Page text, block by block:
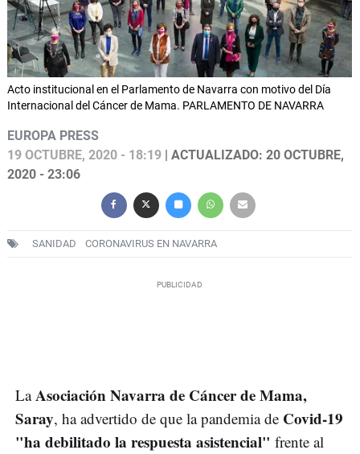
Acto institucional en el Parlamento de Navarra con motivo del Día
Internacional del Cáncer de Mama. PARLAMENTO DE NAVARRA
EUROPA PRESS
19 OCTUBRE, 2020 - 18:19 | ACTUALIZADO: 20 OCTUBRE,
2020 - 23:06
SANIDAD CORONAVIRUS EN NAVARRA
LaAsociación Navarra de Cáncer de Mama,
Saray, ha advertido de que la pandemia de Covid-19
"ha debilitado la respuesta asistencial" frente al